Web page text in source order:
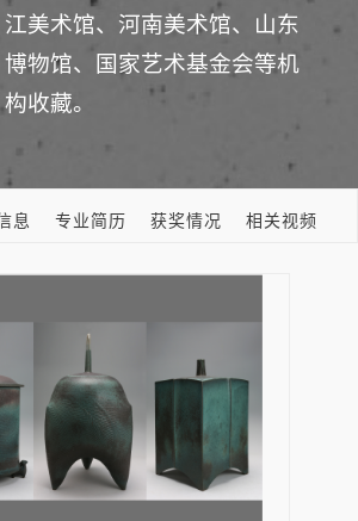
江美术馆、河南美术馆、山东
博物馆、国家艺术基金会等机
构收藏。
息 专业简历 获奖情况 相关视频